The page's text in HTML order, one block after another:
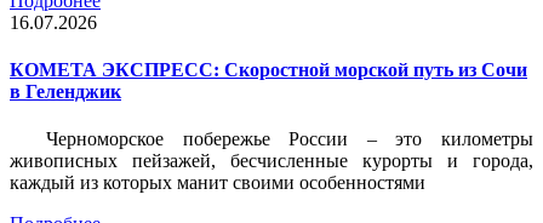
16.07.2026
КОМЕТА ЭКСПРЕСС: Скоростной морской путь из Сочи
в Геленджик
Черноморское побережье России – это километры
живописных пейзажей, бесчисленные курорты и города,
каждый из которых манит своими особенностями